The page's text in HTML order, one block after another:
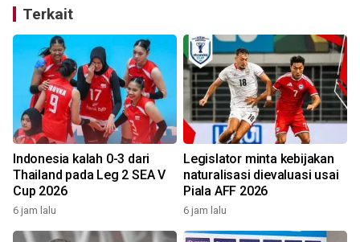
Terkait
Indonesia kalah 0-3 dari
Thailand pada Leg 2 SEA V
Cup 2026
6 jam lalu
Legislator minta kebijakan
naturalisasi dievaluasi usai
Piala AFF 2026
6 jam lalu